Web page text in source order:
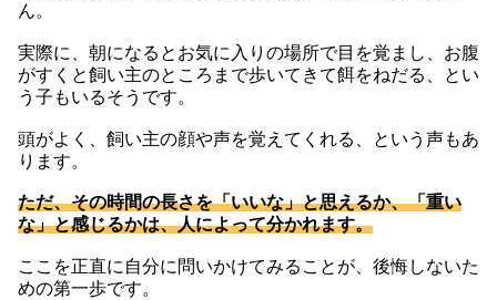
ん。
実際に、朝になるとお気に入りの場所で目を覚まし、お腹
がすくと飼い主のところまで歩いてきて餌をねだる、とい
う子もいるそうです。
頭がよく、飼い主の顔や声を覚えてくれる、という声もあ
ります。
ただ、その時間の長さを「いいな」と思えるか、「重い
な」と感じるかは、人によって分かれます。
ここを正直に自分に問いかけてみることが、後悔しないた
めの第一歩です。